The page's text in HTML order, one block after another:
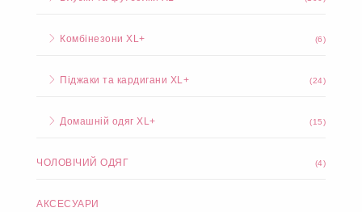
Комбінезони XL+ (6)
Піджаки та кардигани XL+ (24)
Домашній одяг XL+ (15)
ЧОЛОВІЧИЙ ОДЯГ (4)
АКСЕСУАРИ